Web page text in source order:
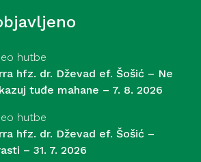
hutbe
hfz. dr. Dževad ef. Šošić – Ne
tuđe mahane – 7. 8. 2026
hutbe
hfz. dr. Dževad ef. Šošić –
– 31. 7. 2026